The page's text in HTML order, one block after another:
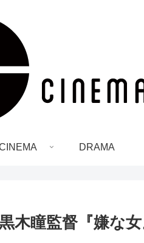
DRAMA
木瞳監督『嫌な